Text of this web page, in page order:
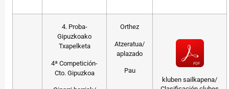
4. Proba-
Gipuzkoako
Txapelketa
4ª Competición-
Cto. Gipuzkoa
Orthez
Atzeratua/
aplazado
Pau
kluben sailkapena/